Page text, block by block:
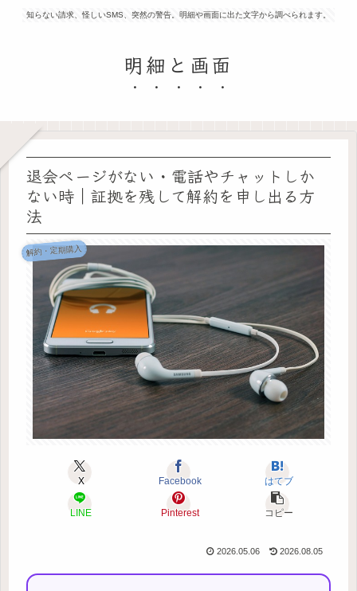
知らない請求、怪しいSMS、突然の警告。明細や画面に出た文字から調べられます。
明細と画面
退会ページがない・電話やチャットしか
ない時｜証拠を残して解約を申し出る方
法
解約・定期購入
X Facebook はてブ
LINE Pinterest コピー
2026.05.06 2026.08.05